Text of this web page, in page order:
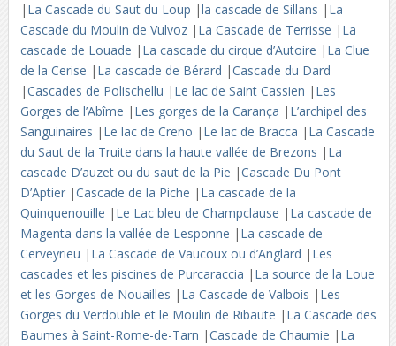
| La Cascade du Saut du Loup |la cascade de Sillans | La
Cascade du Moulin de Vulvoz | La Cascade de Terrisse | La
cascade de Louade | La cascade du cirque d’Autoire | La Clue
de la Cerise | La cascade de Bérard |Cascade du Dard
|Cascades de Polischellu | Le lac de Saint Cassien | Les
Gorges de l’Abîme | Les gorges de la Carança | L’archipel des
Sanguinaires | Le lac de Creno | Le lac de Bracca | La Cascade
du Saut de la Truite dans la haute vallée de Brezons | La
cascade D’auzet ou du saut de la Pie |Cascade Du Pont
D’Aptier |Cascade de la Piche | La cascade de la
Quinquenouille | Le Lac bleu de Champclause | La cascade de
Magenta dans la vallée de Lesponne | La cascade de
Cerveyrieu | La Cascade de Vaucoux ou d’Anglard | Les
cascades et les piscines de Purcaraccia | La source de la Loue
et les Gorges de Nouailles | La Cascade de Valbois | Les
Gorges du Verdouble et le Moulin de Ribaute | La Cascade des
Baumes à Saint-Rome-de-Tarn |Cascade de Chaumie | La